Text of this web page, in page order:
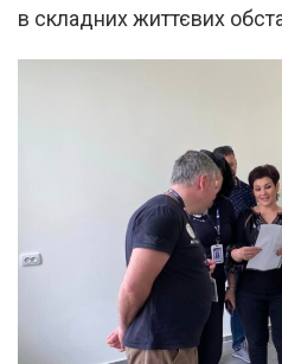
в складних життєвих